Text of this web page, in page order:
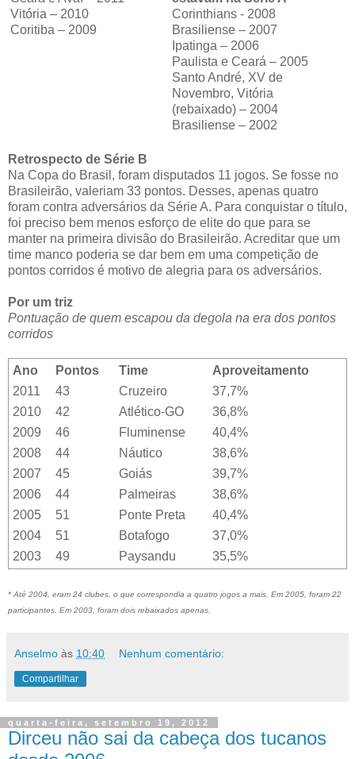
Vitória – 2010
Coritiba – 2009
Corinthians - 2008
Brasiliense – 2007
Ipatinga – 2006
Paulista e Ceará – 2005
Santo André, XV de
Novembro, Vitória
(rebaixado) – 2004
Brasiliense – 2002
Retrospecto de Série B
Na Copa do Brasil, foram disputados 11 jogos. Se fosse no
Brasileirão, valeriam 33 pontos. Desses, apenas quatro
foram contra adversários da Série A. Para conquistar o título,
foi preciso bem menos esforço de elite do que para se
manter na primeira divisão do Brasileirão. Acreditar que um
time manco poderia se dar bem em uma competição de
pontos corridos é motivo de alegria para os adversários.
Por um triz
Pontuação de quem escapou da degola na era dos pontos
corridos
Ano Pontos Time
Aproveitamento
2011
43 Cruzeiro
37,7%
2010
42 Atlético-GO
36,8%
2009
46 Fluminense
40,4%
2008
44 Náutico
38,6%
2007
45 Goiás
39,7%
2006
44 Palmeiras
38,6%
2005
51 Ponte Preta
40,4%
2004
51 Botafogo
37,0%
2003
49 Paysandu 35,5%
* Até 2004, eram 24 clubes, o que correspondia a quatro jogos a mais. Em 2005, foram 22
participantes. Em 2003, foram dois rebaixados apenas.
Anselmo às 10:40 Nenhum comentário:
Compartilhar
quarta-feira, setembro 19, 2012
Dirceu não sai da cabeça dos tucanos